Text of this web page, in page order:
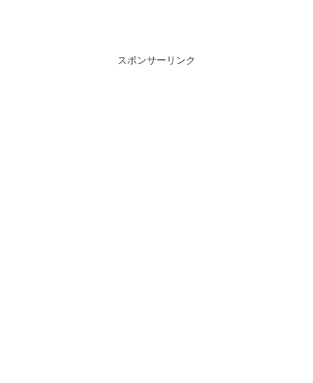
スポンサーリンク